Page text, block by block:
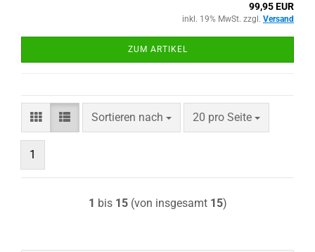
99,95 EUR
inkl. 19% MwSt. zzgl. Versand
ZUM ARTIKEL
Sortieren nach
Sortieren nach 20 pro Seite
pro Seite
1
1 bis 15(von insgesamt 15)